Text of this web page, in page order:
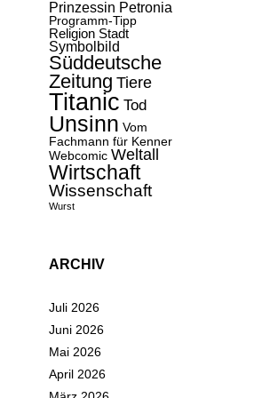
Prinzessin Petronia
Programm-Tipp
Religion Stadt
Symbolbild
Süddeutsche
Zeitung Tiere
Titanic Tod
Unsinn Vom
Fachmann für Kenner
Webcomic Weltall
Wirtschaft
Wissenschaft
Wurst
ARCHIV
Juli 2026
Juni 2026
Mai 2026
April 2026